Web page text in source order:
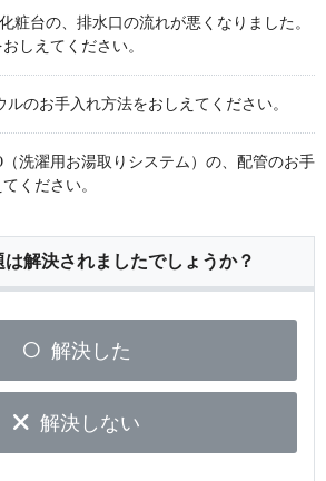
粧台の、排水口の流れが悪くなりました。
しえてください。
ルのお手入れ方法をおしえてください。
（洗濯用お湯取りシステム）の、配管のお手
ください。
は解決されましたでしょうか？
解決した
解決しない